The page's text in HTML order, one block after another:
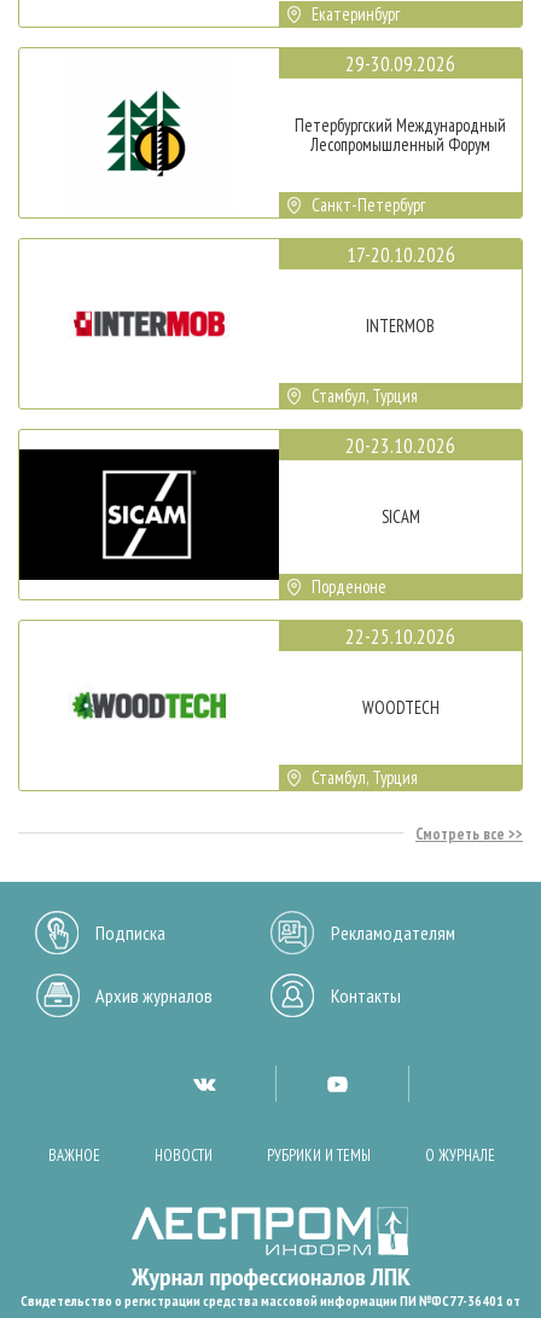
Екатеринбург
29-30.09.2026
Петербургский Международный
Лесопромышленный Форум
Санкт-Петербург
17-20.10.2026
INTERMOB
Стамбул, Турция
20-23.10.2026
SICAM
Порденоне
22-25.10.2026
WOODTECH
Стамбул, Турция
Смотреть все
Подписка Рекламодателям
Архив журналов Контакты
ВАЖНОЕ НОВОСТИ РУБРИКИ И ТЕМЫ О ЖУРНАЛЕ
Свидетельство о регистрации средства массовой информации ПИ №ФС77-36401 от